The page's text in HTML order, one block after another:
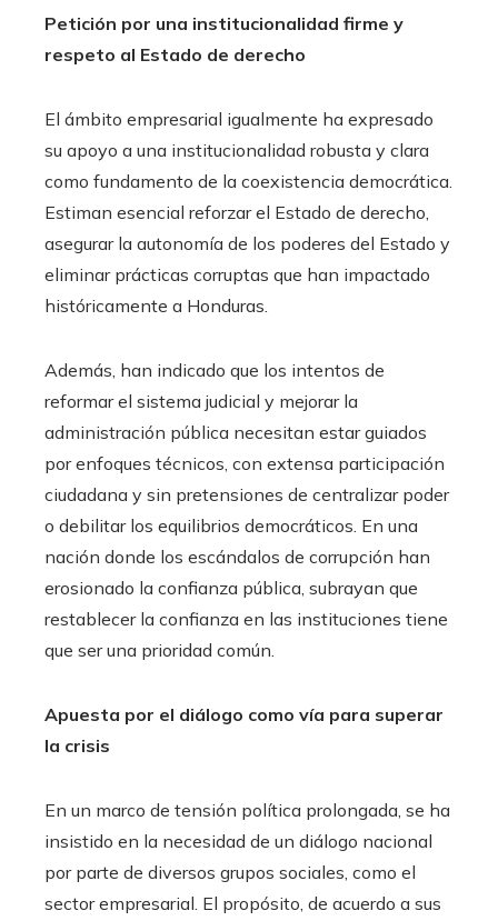
Petición por una institucionalidad firme y
respeto al Estado de derecho
El ámbito empresarial igualmente ha expresado
su apoyo a una institucionalidad robusta y clara
como fundamento de la coexistencia democrática.
Estiman esencial reforzar el Estado de derecho,
asegurar la autonomía de los poderes del Estado y
eliminar prácticas corruptas que han impactado
históricamente a Honduras.
Además, han indicado que los intentos de
reformar el sistema judicial y mejorar la
administración pública necesitan estar guiados
por enfoques técnicos, con extensa participación
ciudadana y sin pretensiones de centralizar poder
o debilitar los equilibrios democráticos. En una
nación donde los escándalos de corrupción han
erosionado la confianza pública, subrayan que
restablecer la confianza en las instituciones tiene
que ser una prioridad común.
Apuesta por el diálogo como vía para superar
la crisis
En un marco de tensión política prolongada, se ha
insistido en la necesidad de un diálogo nacional
por parte de diversos grupos sociales, como el
sector empresarial. El propósito, de acuerdo a sus